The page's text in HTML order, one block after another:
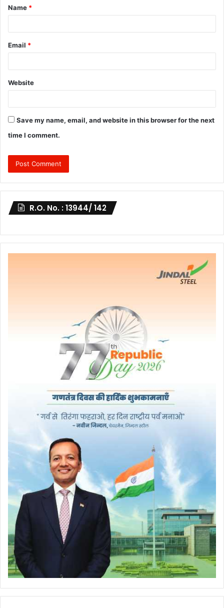
*
Name *
Email *
Website
Save my name, email, and website in this browser for the next
time I comment.
R.O. No. : 13944/ 142